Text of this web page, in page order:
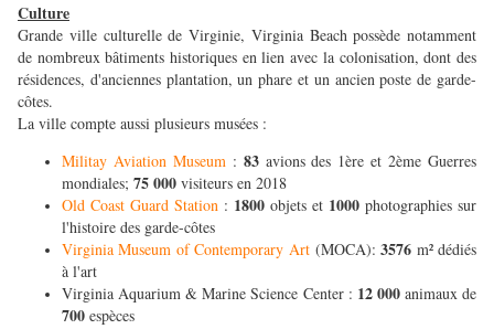
Culture
Grande ville culturelle de Virginie, Virginia Beach possède notamment
de nombreux bâtiments historiques en lien avec la colonisation, dont des
résidences, d'anciennes plantation, un phare et un ancien poste de garde-
côtes.
La ville compte aussi plusieurs musées :
Militay Aviation Museum: 83 avions des 1ère et 2ème Guerres
mondiales; 75 000 visiteurs en 2018
Old Coast Guard Station : 1800 objets et 1000 photographies sur
l'histoire des garde-côtes
Virginia Museum of Contemporary Art(MOCA):3576 m² dédiés
à l'art
Virginia Aquarium & Marine Science Center : 12 000animaux de
700 espèces